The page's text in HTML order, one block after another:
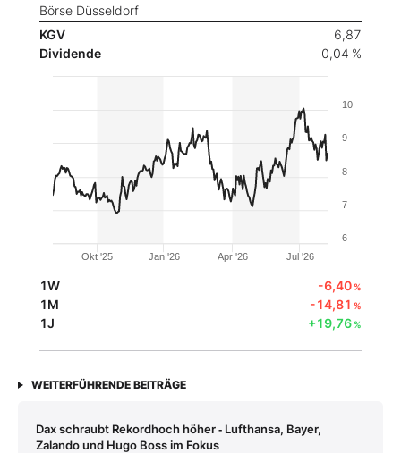
Börse Düsseldorf
KGV
6,87
Dividende
0,04 %
Okt '25 Jan '26 Apr '26 Jul '26
6
7
8
9
10
1W -6,40%
1M -14,81 %
1J +19,76%
WEITERFÜHRENDE BEITRÄGE
Dax schraubt Rekordhoch höher ‑ Lufthansa, Bayer,
Zalando und Hugo Boss im Fokus